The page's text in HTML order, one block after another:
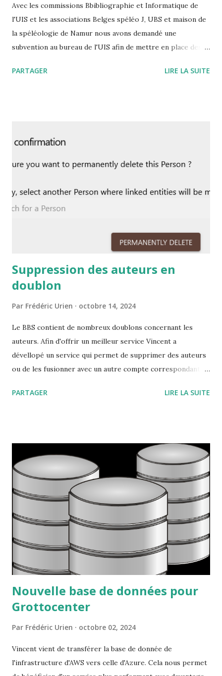
Avec les commissions Bbibliographie et Informatique de
l'UIS et les associations Belges spéléo J, UBS et maison de
la spéléologie de Namur nous avons demandé une
subvention au bureau de l'UIS afin de mettre en place des
fichiers entre centres de documentation spéléo. Nous
permet de communiquer sur les relations solides et
PARTAGER LIRE LA SUITE
Suppression des auteurs en
doublon
Par Frédéric Urien octobre 14, 2024
Le BBS contient de nombreux doublons concernant les
auteurs. Afin d'offrir un meilleur service Vincent a
dévellopé un service qui permet de supprimer des auteurs
ou de les fusionner avec un autre compte correspondant au
d'outils qui vont simplifier le travail des modérateurs
PARTAGER LIRE LA SUITE
Nouvelle base de données pour
Grottocenter
Par Frédéric Urien octobre 02, 2024
Vincent vient de transférer la base de donnée de
l'infrastructure d'AWS vers celle d'Azure. Cela nous permet